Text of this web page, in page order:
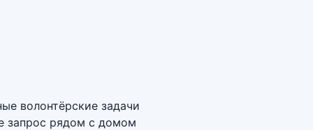
волонтёрские задачи
запрос рядом с домом